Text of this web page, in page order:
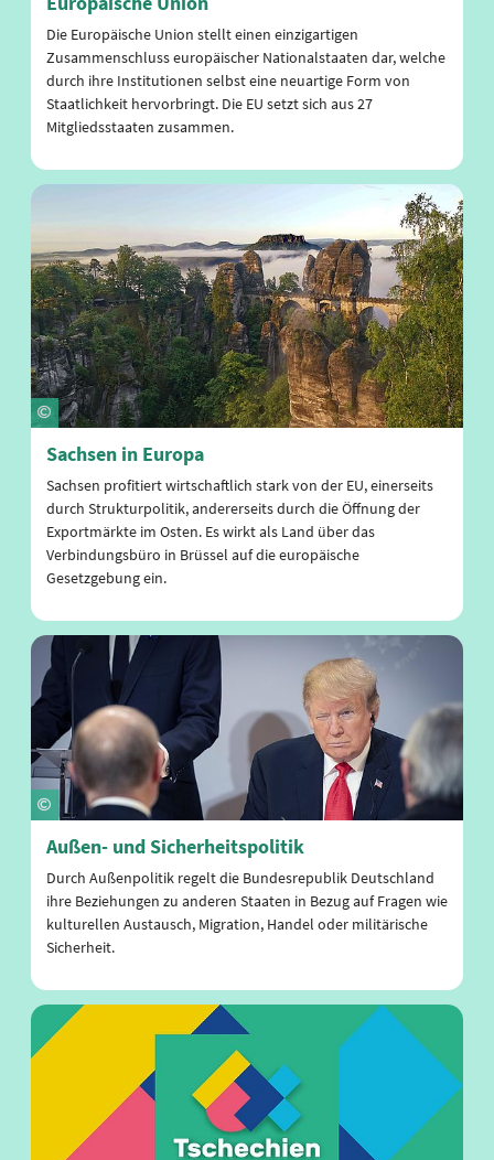
Die Europäische Union stellt einen einzigartigen
Zusammenschluss europäischer Nationalstaaten dar, welche
durch ihre Institutionen selbst eine neuartige Form von
Staatlichkeit hervorbringt. Die EU setzt sich aus 27
Mitgliedsstaaten zusammen.
Sachsen in Europa
Sachsen profitiert wirtschaftlich stark von der EU, einerseits
durch Strukturpolitik, andererseits durch die Öffnung der
Exportmärkte im Osten. Es wirkt als Land über das
Verbindungsbüro in Brüssel auf die europäische
Gesetzgebung ein.
Außen- und Sicherheitspolitik
Durch Außenpolitik regelt die Bundesrepublik Deutschland
ihre Beziehungen zu anderen Staaten in Bezug auf Fragen wie
kulturellen Austausch, Migration, Handel oder militärische
Sicherheit.